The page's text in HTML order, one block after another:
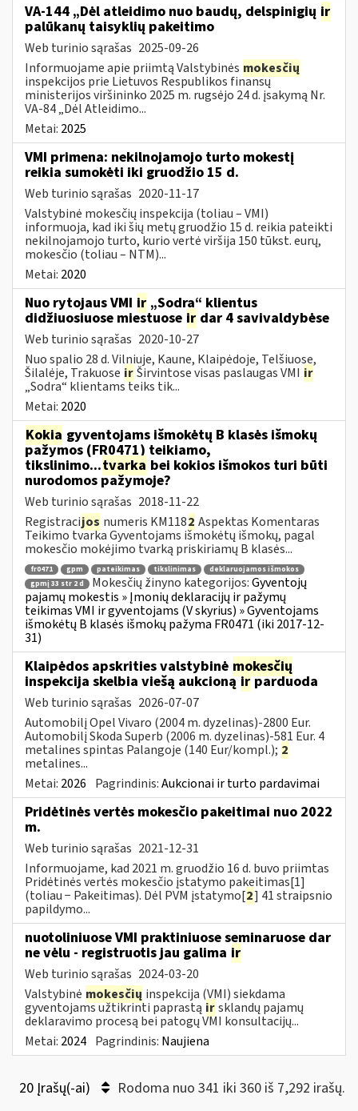
VA-144 „Dėl atleidimo nuo baudų, delspinigių ir
palūkanų taisyklių pakeitimo
Web turinio sąrašas 2025-09-26
Informuojame apie priimtą Valstybinės mokesčių
inspekcijos prie Lietuvos Respublikos finansų
ministerijos viršininko 2025 m. rugsėjo 24 d. įsakymą Nr.
VA-84 „Dėl Atleidimo...
Metai: 2025
VMI primena: nekilnojamojo turto mokestį
reikia sumokėti iki gruodžio 15 d.
Web turinio sąrašas 2020-11-17
Valstybinė mokesčių inspekcija (toliau – VMI)
informuoja, kad iki šių metų gruodžio 15 d. reikia pateikti
nekilnojamojo turto, kurio vertė viršija 150 tūkst. eurų,
mokesčio (toliau – NTM)...
Metai: 2020
Nuo rytojaus VMI ir „Sodra“ klientus
didžiuosiuose miestuose ir dar 4 savivaldybėse
Web turinio sąrašas 2020-10-27
Nuo spalio 28 d. Vilniuje, Kaune, Klaipėdoje, Telšiuose,
Šilalėje, Trakuose irŠirvintose visas paslaugas VMI ir
„Sodra“ klientams teiks tik...
Metai: 2020
Kokia gyventojams išmokėtų B klasės išmokų
pažymos (FR0471) teikiamo,
tikslinimo...tvarka bei kokios išmokos turi būti
nurodomos pažymoje?
Web turinio sąrašas 2018-11-22
Registracijos numeris KM1182 Aspektas Komentaras
Teikimo tvarka Gyventojams išmokėtų išmokų, pagal
mokesčio mokėjimo tvarką priskiriamų B klasės...
fr0471 gpm pateikimas tikslinimas
deklaruojamos išmokos
gpmį 33 str 2 d
Mokesčių žinyno kategorijos:Gyventojų
pajamų mokestis » Įmonių deklaracijų ir pažymų
teikimas VMI ir gyventojams (V skyrius) » Gyventojams
išmokėtų B klasės išmokų pažyma FR0471 (iki 2017-12-
31)
Klaipėdos apskrities valstybinė mokesčių
inspekcija skelbia viešą aukcionąirparduoda
Web turinio sąrašas 2026-07-07
Automobilį Opel Vivaro (2004 m. dyzelinas)-2800 Eur.
Automobilį Skoda Superb (2006 m. dyzelinas)-581 Eur. 4
metalines spintas Palangoje (140 Eur/kompl.); 2
metalines...
Metai: 2026 Pagrindinis:Aukcionai ir turto pardavimai
Pridėtinės vertės mokesčio pakeitimai nuo 2022
m.
Web turinio sąrašas 2021-12-31
Informuojame, kad 2021 m. gruodžio 16 d. buvo priimtas
Pridėtinės vertės mokesčio įstatymo pakeitimas[1]
(toliau − Pakeitimas). Dėl PVM įstatymo[2] 41 straipsnio
papildymo...
nuotoliniuose VMI praktiniuose seminaruose dar
ne vėlu - registruotis jau galima ir
Web turinio sąrašas 2024-03-20
Valstybinė mokesčių inspekcija (VMI) siekdama
gyventojams užtikrinti paprastą irsklandų pajamų
deklaravimo procesą bei patogų VMI konsultacijų...
Metai: 2024 Pagrindinis: Naujiena
20 Įrašų(-ai) Rodoma nuo 341 iki 360 iš 7,292 irašų.